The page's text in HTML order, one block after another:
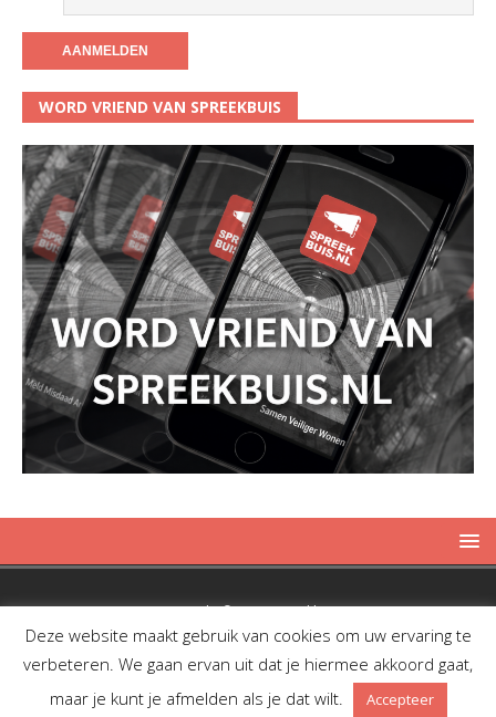
WORD VRIEND VAN SPREEKBUIS
Copyright © 2019 Spreekbuis
Deze website maakt gebruik van cookies om uw ervaring te
verbeteren. We gaan ervan uit dat je hiermee akkoord gaat,
maar je kunt je afmelden als je dat wilt.
Accepteer